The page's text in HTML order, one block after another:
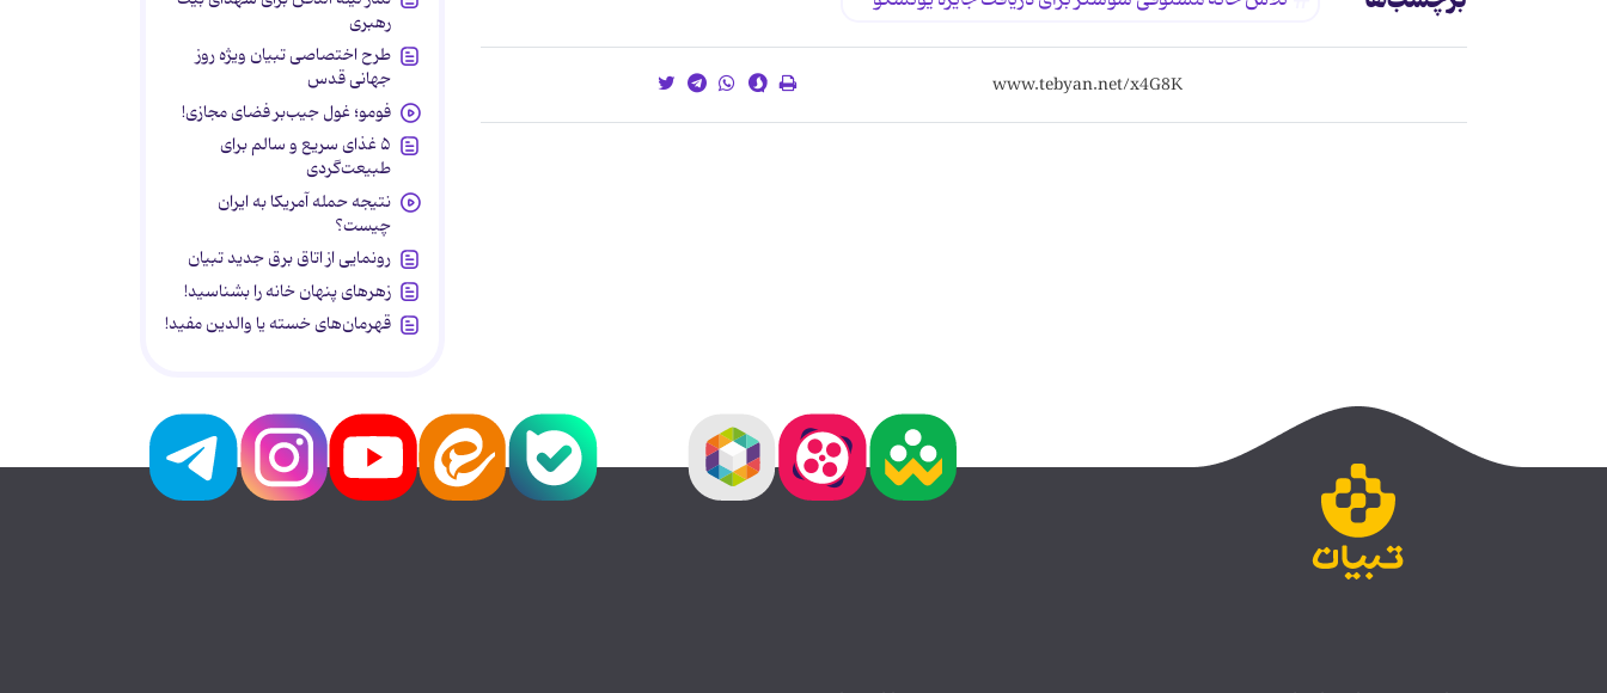
رهبری
طرح اختصاصی تبیان ویژه روز
جهانی قدس
فومو؛ غول جیب‌بر فضای مجازی!
۵ غذای سریع و سالم برای
طبیعت‌گردی
نتیجه حمله آمریکا به ایران
چیست؟
رونمایی از اتاق برق جدید تبیان
زهرهای پنهان خانه را بشناسید!
قهرمان‌های خسته یا والدین مفید!